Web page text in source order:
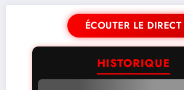
ÉCOUTER LE DIRECT
HISTORIQUE